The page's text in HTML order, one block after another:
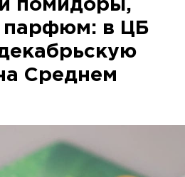
помидоры,
парфюм: в ЦБ
Среднем